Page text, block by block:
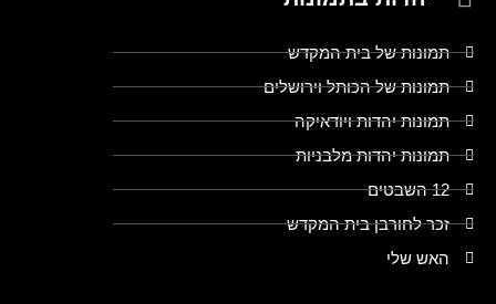
תמונות של בית המקדש
תמונות של הכותל וירושלים
תמונות יהדות ויודאיקה
תמונות יהדות מלבניות
12 השבטים
זכר לחורבן בית המקדש
האש שלי